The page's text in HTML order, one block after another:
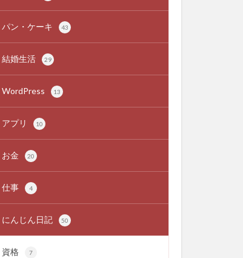
パン・ケーキ 43
結婚生活 29
WordPress 13
アプリ 10
お金 20
仕事 4
にんじん日記 50
資格 7